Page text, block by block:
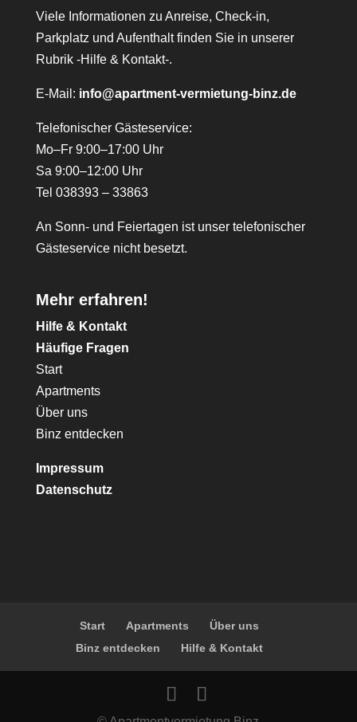
Viele Informationen zu Anreise, Check-in,
Parkplatz und Aufenthalt finden Sie in unserer
Rubrik -Hilfe & Kontakt-.
E-Mail: info@apartment-vermietung-binz.de
Telefonischer Gästeservice:
Mo–Fr 9:00–17:00 Uhr
Sa 9:00–12:00 Uhr
Tel 038393 – 33863
An Sonn- und Feiertagen ist unser telefonischer
Gästeservice nicht besetzt.
Mehr erfahren!
Hilfe & Kontakt
Häufige Fragen
Start
Apartments
Über uns
Binz entdecken
Impressum
Datenschutz
Start Apartments
Über uns
Binz entdecken
Hilfe & Kontakt